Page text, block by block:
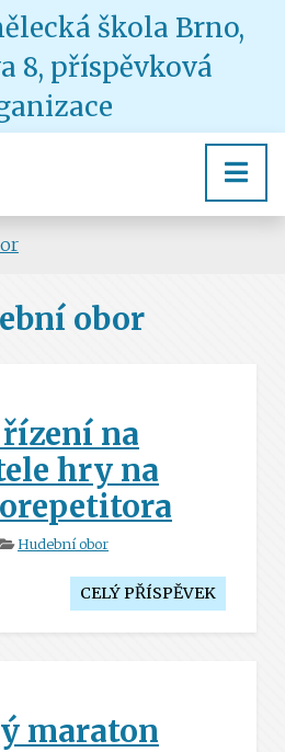
škola Brno,
8, příspěvková
obor
na
hry na
Hudební obor
CELÝ PŘÍSPĚVEK
maraton